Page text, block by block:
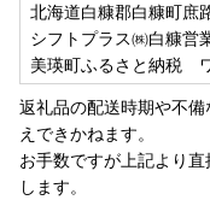
北海道白糠郡白糠町
シフトプラス㈱白糠営
美瑛町ふるさと納税
返礼品の配送時期や不
えできかねます。
お手数ですが上記より
します。